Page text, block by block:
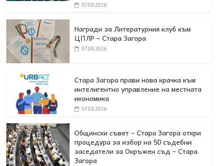
07.08.2026
Награди за Литературния клуб към
ЦПЛР – Стара Загора
07.08.2026
Стара Загора прави нова крачка към
интелигентно управление на местната
икономика
07.08.2026
Общински съвет – Стара Загора откри
процедура за избор на 50 съдебни
заседатели за Окръжен съд – Стара
Загора